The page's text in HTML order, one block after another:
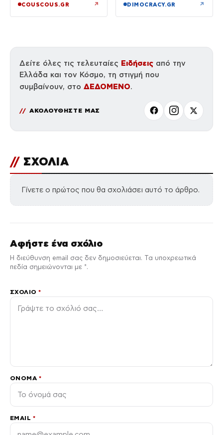
COUSCOUS.GR ↗ DIMOCRACY.GR ↗
Δείτε όλες τις τελευταίες Ειδήσεις από την
Ελλάδα και τον Κόσμο, τη στιγμή που
συμβαίνουν, στο ΔΕΔΟΜΕΝΟ.
ΑΚΟΛΟΥΘΗΣΤΕ ΜΑΣ
// ΣΧΟΛΙΑ
Γίνετε ο πρώτος που θα σχολιάσει αυτό το άρθρο.
Αφήστε ένα σχόλιο
Η διεύθυνση email σας δεν δημοσιεύεται. Τα υποχρεωτικά
πεδία σημειώνονται με *.
ΣΧΌΛΙΟ*
ΌΝΟΜΑ *
EMAIL *